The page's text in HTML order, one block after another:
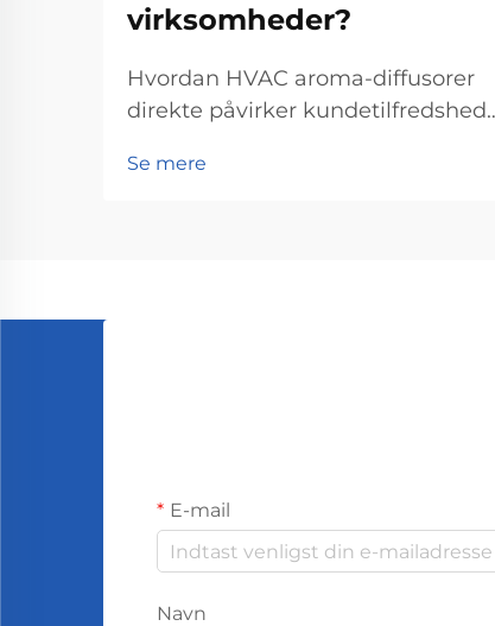
virksomheder?
Hvordan HVAC aroma-diffusorer
direkte påvirker kundetilfredshed
Forståelsen af, hvordan lugte
Se mere
E-mail
Navn